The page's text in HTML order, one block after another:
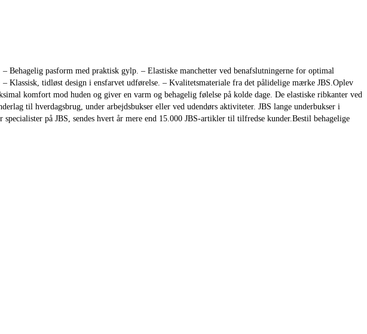
pasform med praktisk gylp. – Elastiske manchetter ved benafslutningerne for optimal
Klassisk, tidløst design i ensfarvet udførelse. – Kvalitetsmateriale fra det pålidelige mærke JBS.Oplev
komfort mod huden og giver en varm og behagelig følelse på kolde dage. De elastiske ribkanter ved
til hverdagsbrug, under arbejdsbukser eller ved udendørs aktiviteter. JBS lange underbukser i
på JBS, sendes hvert år mere end 15.000 JBS-artikler til tilfredse kunder.Bestil behagelige